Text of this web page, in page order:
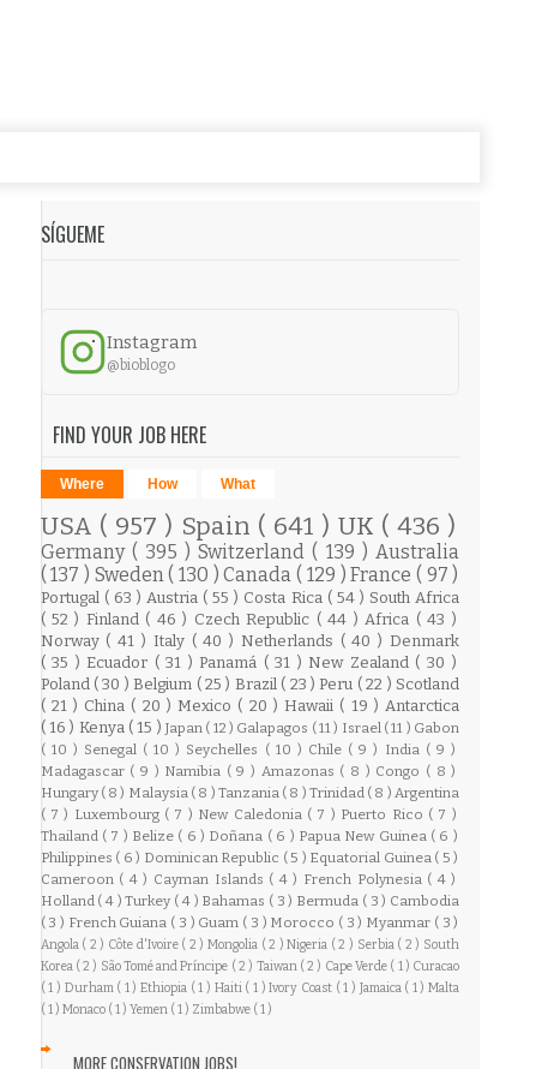
SÍGUEME
Instagram
@bioblogo
FIND YOUR JOB HERE
Where How What
USA ( 957 ) Spain ( 641 ) UK ( 436 )
Germany ( 395 )Switzerland( 139 )Australia
( 137 ) Sweden( 130 )Canada( 129 )France ( 97 )
Portugal ( 63 ) Austria ( 55 ) Costa Rica ( 54 ) South Africa
( 52 ) Finland ( 46 ) Czech Republic ( 44 )Africa ( 43 )
Norway ( 41 ) Italy ( 40 ) Netherlands ( 40 ) Denmark
( 35 ) Ecuador ( 31 ) Panamá ( 31 ) New Zealand ( 30 )
Poland ( 30 ) Belgium ( 25 ) Brazil ( 23 ) Peru ( 22 ) Scotland
( 21 ) China ( 20 ) Mexico ( 20 ) Hawaii ( 19 )Antarctica
( 16 ) Kenya ( 15 ) Japan ( 12 ) Galapagos ( 11 ) Israel ( 11 ) Gabon
( 10 ) Senegal ( 10 ) Seychelles ( 10 ) Chile ( 9 ) India ( 9 )
Madagascar ( 9 ) Namibia ( 9 ) Amazonas ( 8 ) Congo ( 8 )
Hungary ( 8 ) Malaysia ( 8 ) Tanzania ( 8 ) Trinidad ( 8 )Argentina
( 7 ) Luxembourg ( 7 ) New Caledonia ( 7 ) Puerto Rico ( 7 )
Thailand ( 7 ) Belize ( 6 ) Doñana ( 6 ) Papua New Guinea ( 6 )
Philippines ( 6 ) Dominican Republic ( 5 ) Equatorial Guinea ( 5 )
Cameroon ( 4 ) Cayman Islands ( 4 ) French Polynesia ( 4 )
Holland ( 4 )Turkey ( 4 ) Bahamas ( 3 ) Bermuda ( 3 ) Cambodia
( 3 ) French Guiana ( 3 ) Guam ( 3 ) Morocco ( 3 ) Myanmar ( 3 )
Angola ( 2 ) Côte d'Ivoire ( 2 ) Mongolia ( 2 )Nigeria ( 2 ) Serbia ( 2 ) South
Korea ( 2 ) São Tomé and Príncipe ( 2 ) Taiwan ( 2 ) Cape Verde ( 1 ) Curacao
( 1 ) Durham ( 1 )Ethiopia ( 1 ) Haiti ( 1 )Ivory Coast ( 1 ) Jamaica ( 1 )Malta
( 1 ) Monaco ( 1 ) Yemen ( 1 ) Zimbabwe ( 1 )
MORE CONSERVATION JOBS!